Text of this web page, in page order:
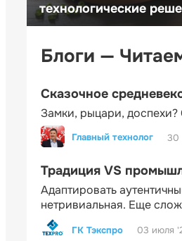
технологические
Блоги —
Сказочное
Замки, рыцари,
Главный технолог 30
Традиция VS
Адаптировать
нетривиальная. Еще
ГК Тэкспро 03 июля